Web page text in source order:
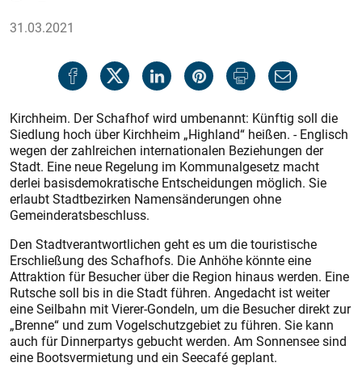
31.03.2021
Kirchheim. Der Schafhof wird umbenannt: Künftig soll die
Siedlung hoch über Kirchheim „Highland“ heißen. - Englisch
wegen der zahlreichen internationalen Beziehungen der
Stadt. Eine neue Regelung im Kommunalgesetz macht
derlei basisdemokratische Entscheidungen möglich. Sie
erlaubt Stadtbezirken Namensänderungen ohne
Gemeinderatsbeschluss.
Den Stadtverantwortlichen geht es um die touristische
Erschließung des Schafhofs. Die Anhöhe könnte eine
Attraktion für Besucher über die Region hinaus werden. Eine
Rutsche soll bis in die Stadt führen. Angedacht ist weiter
eine Seilbahn mit Vierer-Gondeln, um die Besucher direkt zur
„Brenne“ und zum Vogelschutzgebiet zu führen. Sie kann
auch für Dinnerpartys gebucht werden. Am Sonnensee sind
eine Bootsvermietung und ein Seecafé geplant.